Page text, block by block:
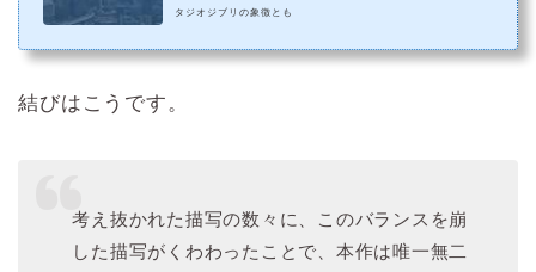
タジオジブリの象徴とも
結びはこうです。
考え抜かれた描写の数々に、このバランスを崩
した描写がくわわったことで、本作は唯一無二